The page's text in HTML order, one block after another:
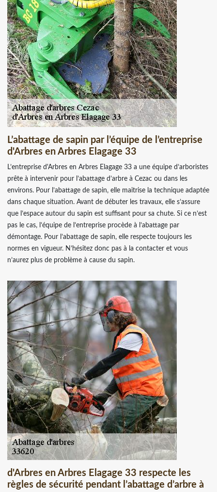
L’abattage de sapin par l’équipe de l’entreprise
d'Arbres en Arbres Elagage 33
L’entreprise d'Arbres en Arbres Elagage 33 a une équipe d’arboristes
prête à intervenir pour l’abattage d’arbre à Cezac ou dans les
environs. Pour l’abattage de sapin, elle maitrise la technique adaptée
dans chaque situation. Avant de débuter les travaux, elle s’assure
que l’espace autour du sapin est suffisant pour sa chute. Si ce n’est
pas le cas, l’équipe de l’entreprise procède à l’abattage par
démontage. Pour l’abattage de sapin, elle respecte toujours les
normes en vigueur. N’hésitez donc pas à la contacter et vous
n’aurez plus de problème à cause du sapin.
d'Arbres en Arbres Elagage 33 respecte les
règles de sécurité pendant l’abattage d’arbre à